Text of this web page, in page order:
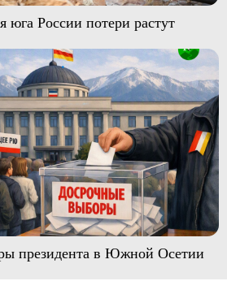
России потери растут
президента в Южной Осетии